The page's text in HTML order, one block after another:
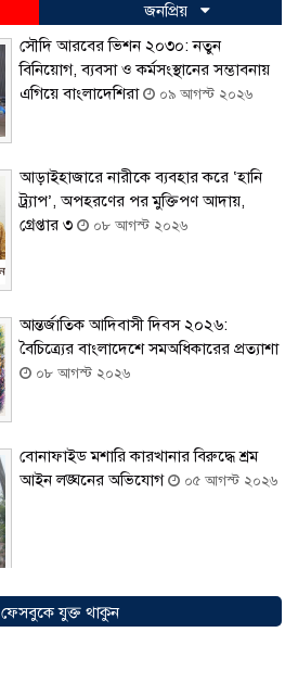
জনপ্রিয়
সৌদি আরবের ভিশন ২০৩০: নতুন
বিনিয়োগ, ব্যবসা ও কর্মসংস্থানের সম্ভাবনায়
এগিয়ে বাংলাদেশিরা
০৯ আগস্ট ২০২৬
আড়াইহাজারে নারীকে ব্যবহার করে ‘হানি
ট্র্যাপ’, অপহরণের পর মুক্তিপণ আদায়,
গ্রেপ্তার ৩
০৮ আগস্ট ২০২৬
আন্তর্জাতিক আদিবাসী দিবস ২০২৬:
বৈচিত্র্যের বাংলাদেশে সমঅধিকারের প্রত্যাশা
০৮ আগস্ট ২০২৬
বোনাফাইড মশারি কারখানার বিরুদ্ধে শ্রম
আইন লঙ্ঘনের অভিযোগ
০৫ আগস্ট ২০২৬
ফেসবুকে যুক্ত থাকুন